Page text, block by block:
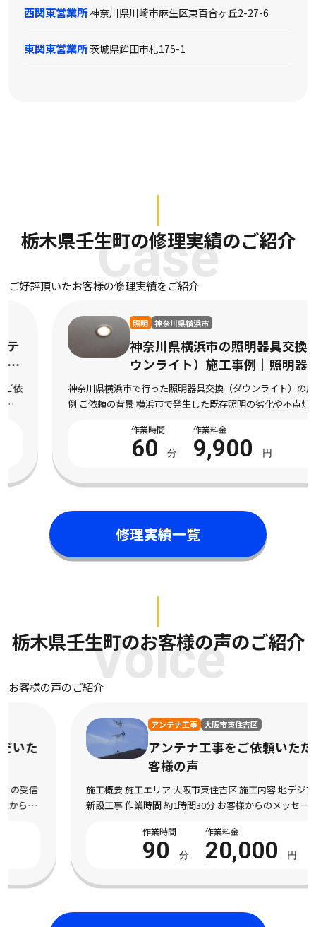
西関東営業所神奈川県川崎市麻生区東百合ヶ丘2-27-6
東関東営業所茨城県鉾田市札175-1
Case
栃木県壬生町の修理実績のご紹介
ご好評頂いたお客様の修理実績をご紹介
照明 神奈川県横浜市
神奈川県横浜市の照明器具交換（ダ
ウンライト）施工事例｜照明器具交
換（ダウンライト）作業
神奈川県横浜市で行った照明器具交換（ダウンライト）の施工事
例 ご依頼の背景 横浜市で発生した既存照明の劣化や不点灯によ
り、既存照明の劣化や不点灯により交換を希望さ […]
分
作業料金
9,900 円
修理実績一覧
Voice
栃木県壬生町のお客様の声のご紹介
お客様の声のご紹介
アンテナ工事 大阪市東住吉区
アンテナ工事をご依頼いただいたお
施工概要 施工エリア 大阪市東住吉区 施工内容 地デジアンテナの
新設工事 作業時間 約1時間30分 お客様からのメッセージ 引っ越
全く見られないチャンネルもあり困 […]
作業料金
20,000 円